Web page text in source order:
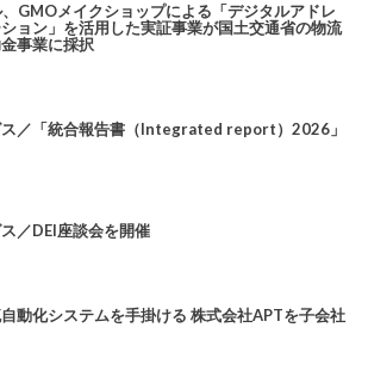
GMOメイクショップによる「デジタルアドレ
ョン」を活用した実証事業が国土交通省の物流
事業に採択
ス／「統合報告書（Integrated report）2026」
／DEI座談会を開催
動化システムを手掛ける 株式会社APTを子会社